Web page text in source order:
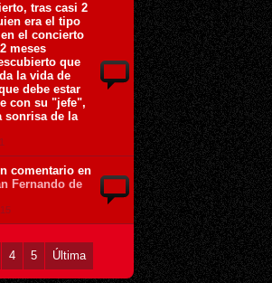
tras casi 2
era el tipo
el concierto
meses
que
la vida de
debe estar
con su "jefe",
sonrisa de la
comentario en
Fernando de
4 5 Última